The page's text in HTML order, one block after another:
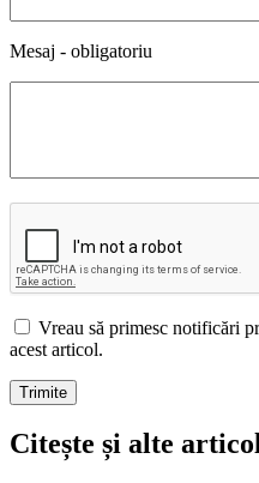
Mesaj - obligatoriu
Vreau să primesc notificări
acest articol.
Citește și alte